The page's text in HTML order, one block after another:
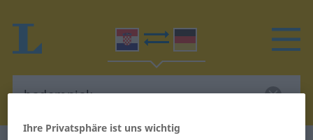
Ihre Privatsphäre ist uns wichtig